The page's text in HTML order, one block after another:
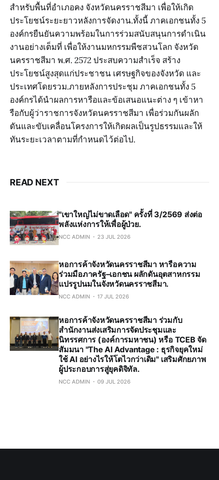
สำหรับพื้นที่อำเภอคง จังหวัดนครราชสีมา เพื่อให้เกิด
ประโยชน์ระยะยาวหลังการจัดงาน.ทั้งนี้ ภาคเอกชนทั้ง 5
องค์กรยืนยันความพร้อมในการร่วมสนับสนุนการดำเนิน
งานอย่างเต็มที่ เพื่อให้งานมหกรรมพืชสวนโลก จังหวัด
นครราชสีมา พ.ศ. 2572 ประสบความสำเร็จ สร้าง
ประโยชน์สูงสุดแก่ประชาชน เศรษฐกิจของจังหวัด และ
ประเทศโดยรวม.ภายหลังการประชุม ภาคเอกชนทั้ง 5
องค์กรได้นำผลการหารือและข้อเสนอแนะต่าง ๆ เข้าหา
รือกับผู้ว่าราชการจังหวัดนครราชสีมา เพื่อร่วมกันผลัก
ดันและขับเคลื่อนโครงการให้เกิดผลเป็นรูปธรรมและให้
ทันระยะเวลาตามที่กำหนดไว้ต่อไป.
READ NEXT
"เขาใหญ่ไม่ขาดเลือด" ครั้งที่ 3/2569 ส่งต่อ
พลังแห่งการให้เพื่อผู้ป่วย.
NCC ADMIN 23 JUL 2026
หอการค้าจังหวัดนครราชสีมา หารือความ
ร่วมมือภาครัฐ–เอกชน ผลักดันอุตสาหกรรม
แปรรูปนมในจังหวัดนครราชสีมา.
NCC ADMIN 17 JUL 2026
หอการค้าจังหวัดนครราชสีมา ร่วมกับ
สำนักงานส่งเสริมการจัดประชุมและ
นิทรรศการ (องค์การมหาชน) หรือ TCEB จัด
สัมมนา "The AI Advantage : ธุรกิจยุคใหม่
ใช้ AI อย่างไรให้โตไวกว่าเดิม" เสริมศักยภาพ
ผู้ประกอบการสู่ยุคดิจิทัล.
NCC ADMIN 09 JUL 2026